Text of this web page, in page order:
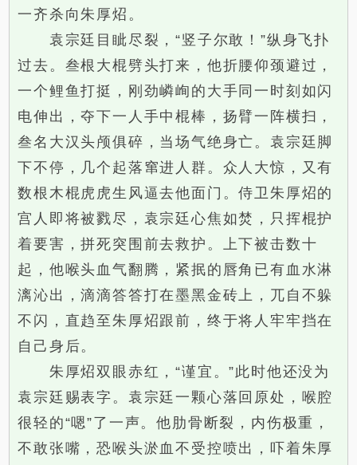
一齐杀向朱厚炤。
袁宗廷目眦尽裂，“竖子尔敢！”纵身飞扑
过去。叁根大棍劈头打来，他折腰仰颈避过，
一个鲤鱼打挺，刚劲嶙峋的大手同一时刻如闪
电伸出，夺下一人手中棍棒，扬臂一阵横扫，
叁名大汉头颅俱碎，当场气绝身亡。袁宗廷脚
下不停，几个起落窜进人群。众人大惊，又有
数根木棍虎虎生风逼去他面门。侍卫朱厚炤的
宫人即将被戮尽，袁宗廷心焦如焚，只挥棍护
着要害，拼死突围前去救护。上下被击数十
起，他喉头血气翻腾，紧抿的唇角已有血水淋
漓沁出，滴滴答答打在墨黑金砖上，兀自不躲
不闪，直趋至朱厚炤跟前，终于将人牢牢挡在
自己身后。
朱厚炤双眼赤红，“谨宜。”此时他还没为
袁宗廷赐表字。袁宗廷一颗心落回原处，喉腔
很轻的“嗯”了一声。他肋骨断裂，内伤极重，
不敢张嘴，恐喉头淤血不受控喷出，吓着朱厚